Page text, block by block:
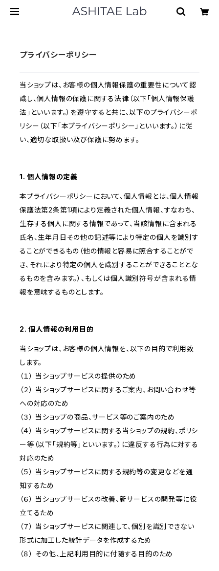
プライバシーポリシー
当ショップは、お客様の個人情報保護の重要性について認
識し、個人情報の保護に関する法律（以下「個人情報保護
法」といいます。）を遵守すると共に、以下のプライバシーポ
リシー（以下「本プライバシーポリシー」といいます。）に従
い、適切な取扱い及び保護に努めます。
1. 個人情報の定義
本プライバシーポリシーにおいて、個人情報とは、個人情報
保護法第2条第1項により定義された個人情報、すなわち、
生存する個人に関する情報であって、当該情報に含まれる
氏名、生年月日その他の記述等により特定の個人を識別す
ることができるもの（他の情報と容易に照合することがで
き、それにより特定の個人を識別することができることとな
るものを含みます。）、もしくは個人識別符号が含まれる情
報を意味するものとします。
2. 個人情報の利用目的
当ショップは、お客様の個人情報を、以下の目的で利用致
します。
（１） 当ショップサービスの提供のため
（２） 当ショップサービスに関するご案内、お問い合わせ等
への対応のため
（３） 当ショップの商品、サービス等のご案内のため
（４） 当ショップサービスに関する当ショップの規約、ポリシ
ー等（以下「規約等」といいます。）に違反する行為に対する
対応のため
（５） 当ショップサービスに関する規約等の変更などを通
知するため
（６） 当ショップサービスの改善、新サービスの開発等に役
立てるため
（７） 当ショップサービスに関連して、個別を識別できない
形式に加工した統計データを作成するため
（８） その他、上記利用目的に付随する目的のため